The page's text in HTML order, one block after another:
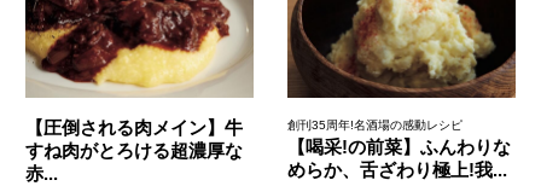
【圧倒される肉メイン】牛
すね肉がとろける超濃厚な
赤...
創刊35周年!名酒場の感動レシピ
【喝采!の前菜】ふんわりな
めらか、舌ざわり極上!我...